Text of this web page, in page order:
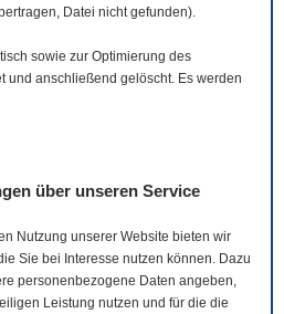
Datei nicht gefunden).
sowie zur Optimierung des
und anschließend gelöscht. Es werden
über unseren Service
Nutzung unserer Website bieten wir
Sie bei Interesse nutzen können. Dazu
personenbezogene Daten angeben,
Leistung nutzen und für die die